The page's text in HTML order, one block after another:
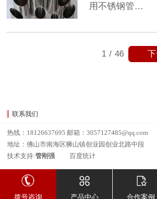
用不锈钢管…
1 / 46
联系我们
热线：18126637695 邮箱：3057127485@qq.com
地址：佛山市南海区狮山镇创业园创业北路中段
技术支持:管刚强 百度统计
拨号咨询 产品中心 合作案例